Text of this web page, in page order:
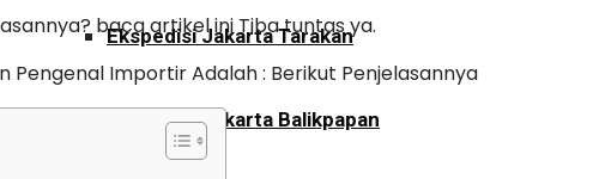
Ekspedisi Jakarta Tarakan
Ekspedisi Jakarta Balikpapan
baca artikel ini Tiba tuntas ya.
Pengenal Importir Adalah : Berikut Penjelasannya